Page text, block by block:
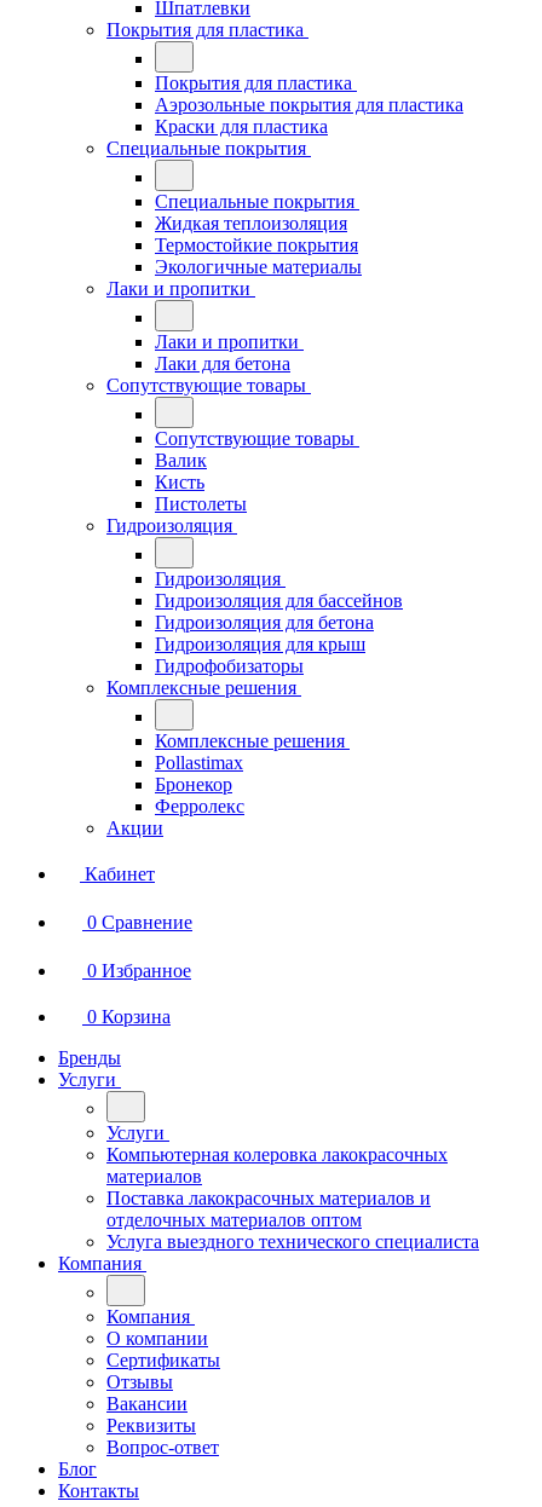
Шпатлевки
Покрытия для пластика
Покрытия для пластика
Аэрозольные покрытия для пластика
Краски для пластика
Специальные покрытия
Специальные покрытия
Жидкая теплоизоляция
Термостойкие покрытия
Экологичные материалы
Лаки и пропитки
Лаки и пропитки
Лаки для бетона
Сопутствующие товары
Сопутствующие товары
Валик
Кисть
Пистолеты
Гидроизоляция
Гидроизоляция
Гидроизоляция для бассейнов
Гидроизоляция для бетона
Гидроизоляция для крыш
Гидрофобизаторы
Комплексные решения
Комплексные решения
Pollastimax
Бронекор
Ферролекс
Акции
Кабинет
0 Сравнение
0 Избранное
0 Корзина
Бренды
Услуги
Услуги
Компьютерная колеровка лакокрасочных
материалов
Поставка лакокрасочных материалов и
отделочных материалов оптом
Услуга выездного технического специалиста
Компания
Компания
О компании
Сертификаты
Отзывы
Вакансии
Реквизиты
Вопрос-ответ
Блог
Контакты